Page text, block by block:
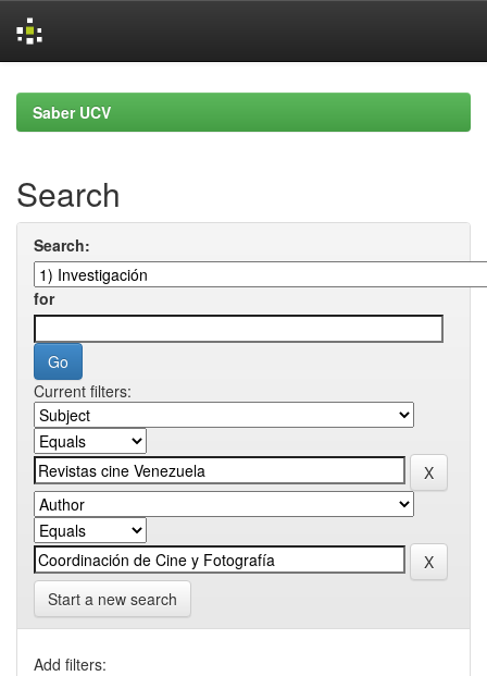
navigationSaber UCV
Search
Search:
for
Current filters:
Start a new search
Add filters: